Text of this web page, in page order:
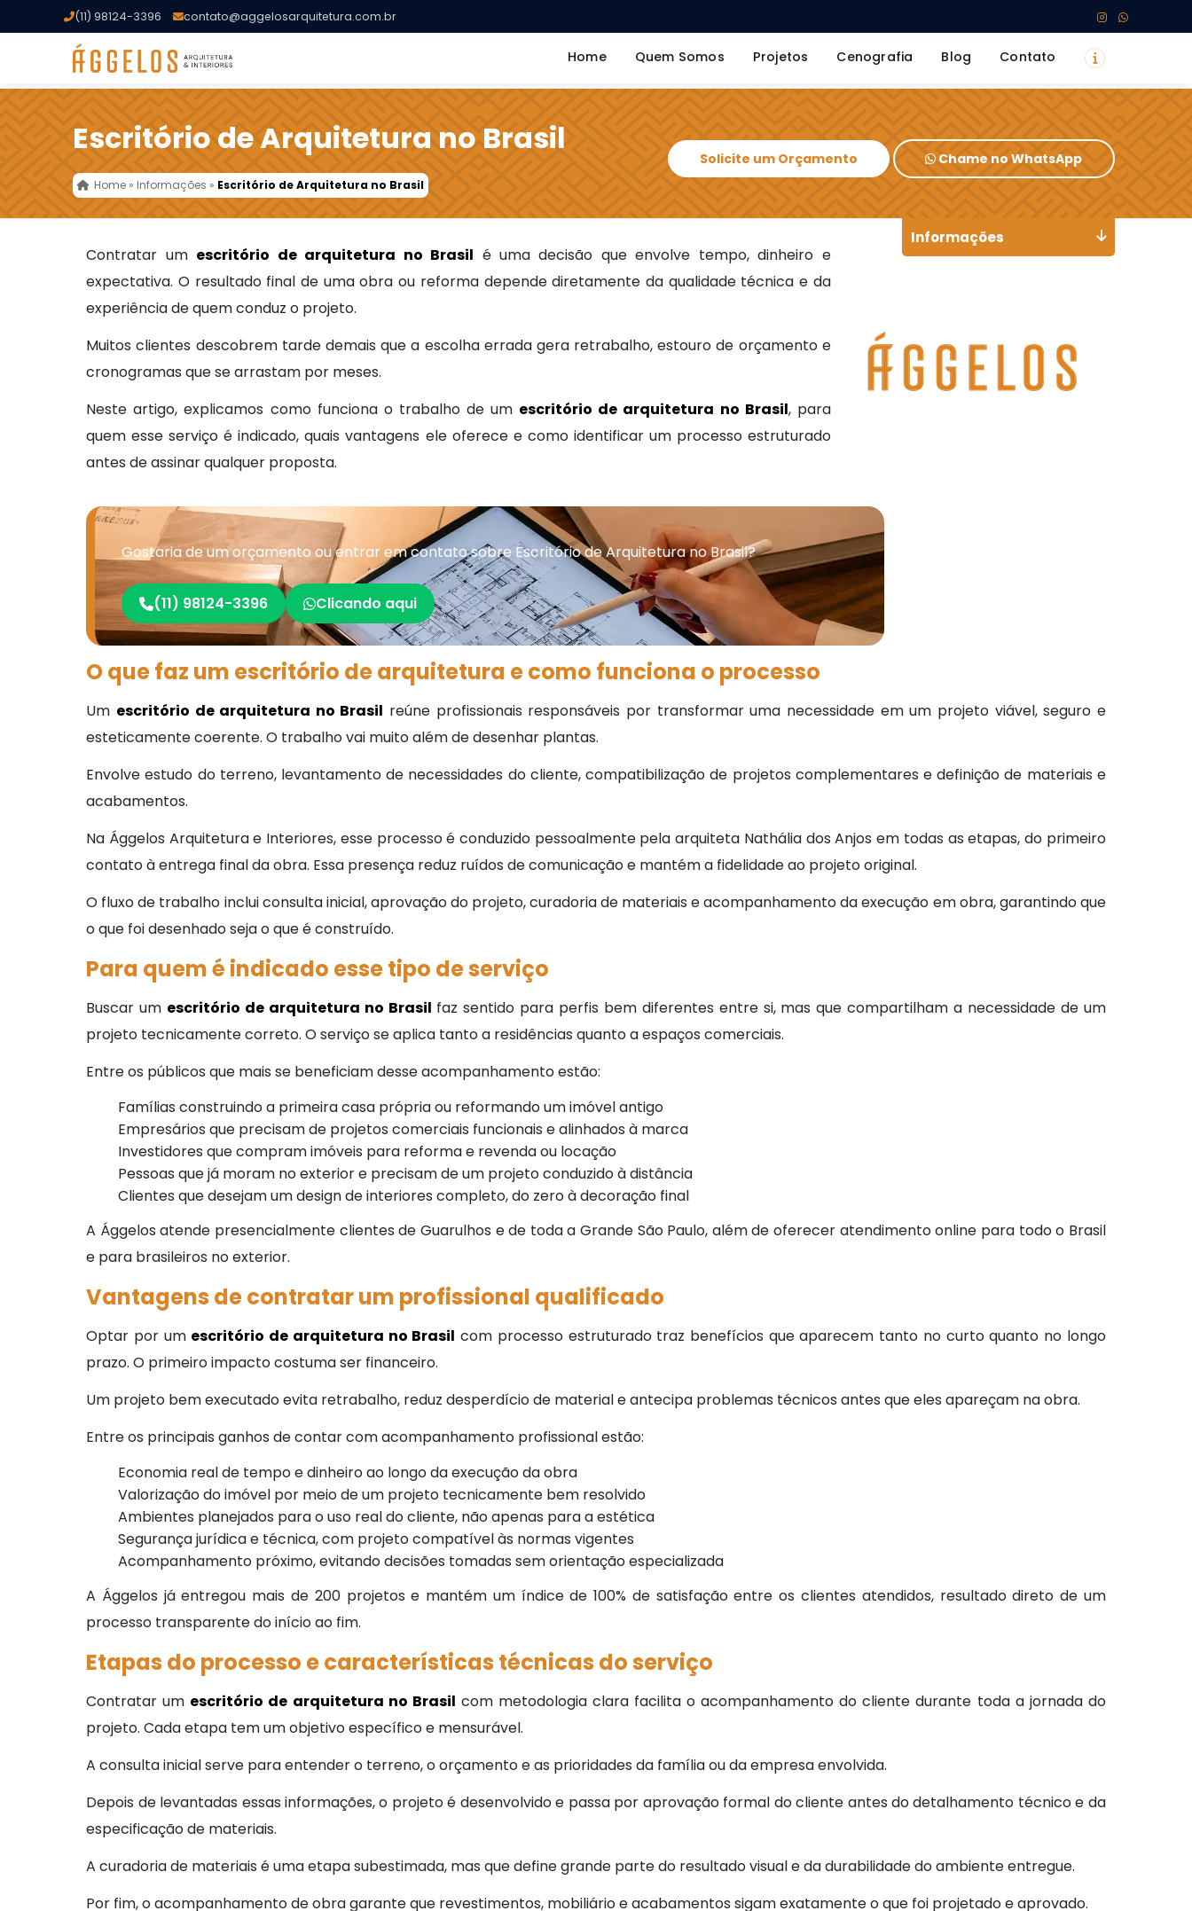
(11) 98124-3396 contato@aggelosarquitetura.com.br
Home Quem Somos Projetos Cenografia Blog Contato
Escritório de Arquitetura no Brasil
Home » Informações » Escritório de Arquitetura no Brasil
Solicite um Orçamento Chame no WhatsApp
Contratar um escritório de arquitetura no Brasil é uma decisão que envolve tempo, dinheiro e
expectativa. O resultado final de uma obra ou reforma depende diretamente da qualidade técnica e da
experiência de quem conduz o projeto.
Muitos clientes descobrem tarde demais que a escolha errada gera retrabalho, estouro de orçamento e
cronogramas que se arrastam por meses.
Neste artigo, explicamos como funciona o trabalho de um escritório de arquitetura no Brasil, para
quem esse serviço é indicado, quais vantagens ele oferece e como identificar um processo estruturado
antes de assinar qualquer proposta.
Gostaria de um orçamento ou entrar em contato sobre Escritório de Arquitetura no Brasil?
(11) 98124-3396 Clicando aqui
O que faz um escritório de arquitetura e como funciona o processo
Um escritório de arquitetura no Brasil reúne profissionais responsáveis por transformar uma necessidade em um projeto viável, seguro e
esteticamente coerente. O trabalho vai muito além de desenhar plantas.
Envolve estudo do terreno, levantamento de necessidades do cliente, compatibilização de projetos complementares e definição de materiais e
acabamentos.
Na Ággelos Arquitetura e Interiores, esse processo é conduzido pessoalmente pela arquiteta Nathália dos Anjos em todas as etapas, do primeiro
contato à entrega final da obra. Essa presença reduz ruídos de comunicação e mantém a fidelidade ao projeto original.
O fluxo de trabalho inclui consulta inicial, aprovação do projeto, curadoria de materiais e acompanhamento da execução em obra, garantindo que
o que foi desenhado seja o que é construído.
Para quem é indicado esse tipo de serviço
Buscar um escritório de arquitetura no Brasil faz sentido para perfis bem diferentes entre si, mas que compartilham a necessidade de um
projeto tecnicamente correto. O serviço se aplica tanto a residências quanto a espaços comerciais.
Entre os públicos que mais se beneficiam desse acompanhamento estão:
Famílias construindo a primeira casa própria ou reformando um imóvel antigo
Empresários que precisam de projetos comerciais funcionais e alinhados à marca
Investidores que compram imóveis para reforma e revenda ou locação
Pessoas que já moram no exterior e precisam de um projeto conduzido à distância
Clientes que desejam um design de interiores completo, do zero à decoração final
A Ággelos atende presencialmente clientes de Guarulhos e de toda a Grande São Paulo, além de oferecer atendimento online para todo o Brasil
e para brasileiros no exterior.
Vantagens de contratar um profissional qualificado
Optar por um escritório de arquitetura no Brasil com processo estruturado traz benefícios que aparecem tanto no curto quanto no longo
prazo. O primeiro impacto costuma ser financeiro.
Um projeto bem executado evita retrabalho, reduz desperdício de material e antecipa problemas técnicos antes que eles apareçam na obra.
Entre os principais ganhos de contar com acompanhamento profissional estão:
Economia real de tempo e dinheiro ao longo da execução da obra
Valorização do imóvel por meio de um projeto tecnicamente bem resolvido
Ambientes planejados para o uso real do cliente, não apenas para a estética
Segurança jurídica e técnica, com projeto compatível às normas vigentes
Acompanhamento próximo, evitando decisões tomadas sem orientação especializada
A Ággelos já entregou mais de 200 projetos e mantém um índice de 100% de satisfação entre os clientes atendidos, resultado direto de um
processo transparente do início ao fim.
Etapas do processo e características técnicas do serviço
Contratar um escritório de arquitetura no Brasil com metodologia clara facilita o acompanhamento do cliente durante toda a jornada do
projeto. Cada etapa tem um objetivo específico e mensurável.
A consulta inicial serve para entender o terreno, o orçamento e as prioridades da família ou da empresa envolvida.
Depois de levantadas essas informações, o projeto é desenvolvido e passa por aprovação formal do cliente antes do detalhamento técnico e da
especificação de materiais.
A curadoria de materiais é uma etapa subestimada, mas que define grande parte do resultado visual e da durabilidade do ambiente entregue.
Por fim, o acompanhamento de obra garante que revestimentos, mobiliário e acabamentos sigam exatamente o que foi projetado e aprovado.
Informações